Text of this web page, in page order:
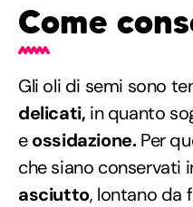
Come
Gli oli di semi sono
delicati, in quanto
eossidazione.Per
che siano conservati
asciutto, lontano da